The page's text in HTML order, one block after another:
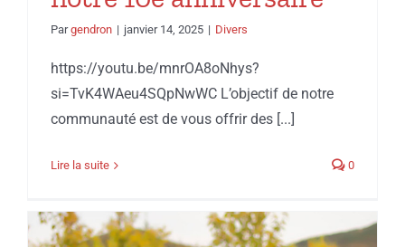
Pargendron | janvier 14, 2025 | Divers
https://youtu.be/mnrOA8oNhys?
si=TvK4WAeu4SQpNwWC L’objectif de notre
communauté est de vous offrir des [...]
Lire la suite 0